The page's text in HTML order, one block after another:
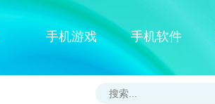
手机游戏 手机软件